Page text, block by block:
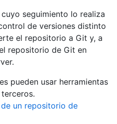
seguimiento lo realiza
de versiones distinto
el repositorio a Git y, a
repositorio de Git en
pueden usar herramientas
un repositorio de